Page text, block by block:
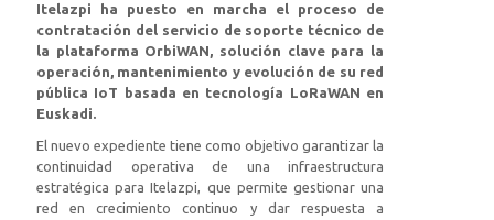
Itelazpi ha puesto en marcha el proceso de
contratación del servicio de soporte técnico de
la plataforma OrbiWAN, solución clave para la
operación, mantenimiento y evolución de su red
pública IoT basada en tecnología LoRaWAN en
Euskadi.
El nuevo expediente tiene como objetivo garantizar la
continuidad operativa de una infraestructura
estratégica para Itelazpi, que permite gestionar una
red en crecimiento continuo y dar respuesta a